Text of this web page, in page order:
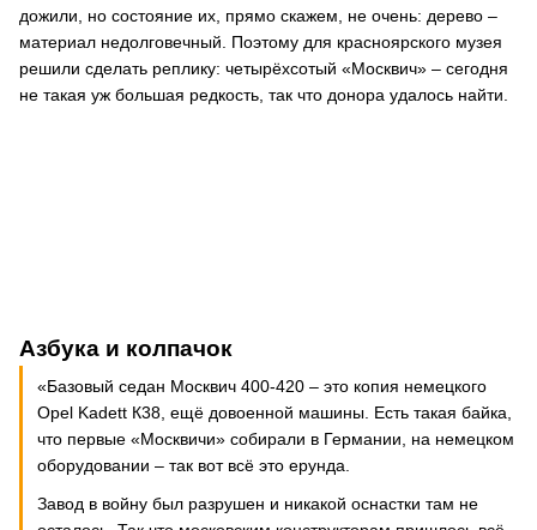
дожили, но состояние их, прямо скажем, не очень: дерево –
материал недолговечный. Поэтому для красноярского музея
решили сделать реплику: четырёхсотый «Москвич» – сегодня
не такая уж большая редкость, так что донора удалось найти.
Азбука и колпачок
«Базовый седан Москвич 400-420 – это копия немецкого
Opel Kadett К38, ещё довоенной машины. Есть такая байка,
что первые «Москвичи» собирали в Германии, на немецком
оборудовании – так вот всё это ерунда.
Завод в войну был разрушен и никакой оснастки там не